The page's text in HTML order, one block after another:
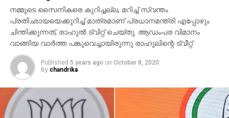
നമ്മുടെ സൈനികരെ കുറിച്ചല്ല, മറിച്ച് സ്വന്തം
പ്രതിഛായയെക്കുറിച്ച് മാത്രമാണ് പ്രധാനമന്ത്രി എപ്പോഴും
ചിന്തിക്കുന്നത്, രാഹുല്‍ ട്വിറ്റ് ചെയ്തു. ആഡംപര വിമാനം
വാങ്ങിയ വാര്‍ത്ത പങ്കുവെച്ചായിരുന്നു രാഹുലിന്റെ ട്വീറ്റ്.
Published 5 years ago on October 8, 2020
By chandrika